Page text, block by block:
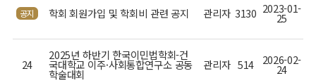
공지 학회 회원가입 및 학회비 관련 공지 관리자 3130 2023-01-
25
24
2025년 하반기 한국이민법학회-건
국대학교 이주·사회통합연구소 공동
학술대회
관리자 514 2026-02-
24